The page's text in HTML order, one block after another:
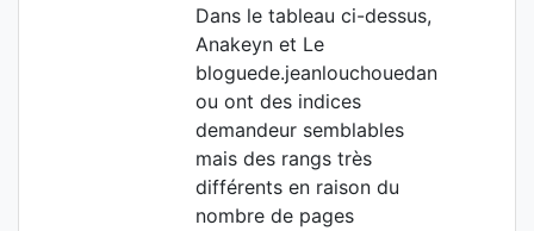
Dans le tableau ci-dessus,
Anakeyn et Le
bloguede.jeanlouchouedan
ou ont des indices
demandeur semblables
mais des rangs très
différents en raison du
nombre de pages